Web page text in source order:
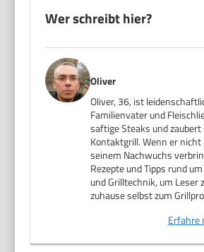
Wer schreibt hier?
Oliver
Oliver, 36, ist
Familienvater und
saftige Steaks und
Kontaktgrill. Wenn er
seinem Nachwuchs
Rezepte und Tipps rund
und Grilltechnik, um Leser
zuhause selbst zum
Erfahre